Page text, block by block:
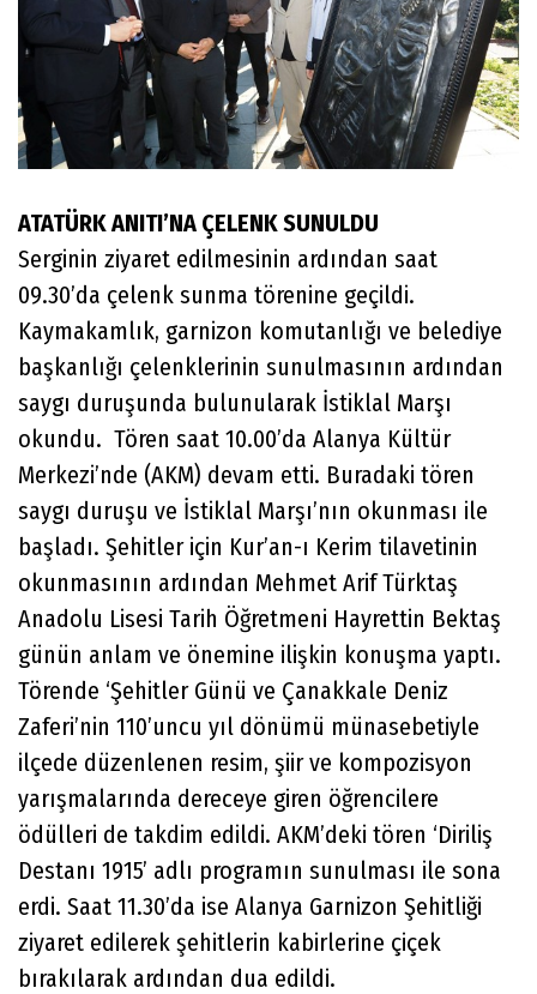
ATATÜRK ANITI’NA ÇELENK SUNULDU
Serginin ziyaret edilmesinin ardından saat
09.30’da çelenk sunma törenine geçildi.
Kaymakamlık, garnizon komutanlığı ve belediye
başkanlığı çelenklerinin sunulmasının ardından
saygı duruşunda bulunularak İstiklal Marşı
okundu. Tören saat 10.00’da Alanya Kültür
Merkezi’nde (AKM) devam etti. Buradaki tören
saygı duruşu ve İstiklal Marşı’nın okunması ile
başladı. Şehitler için Kur’an-ı Kerim tilavetinin
okunmasının ardından Mehmet Arif Türktaş
Anadolu Lisesi Tarih Öğretmeni Hayrettin Bektaş
günün anlam ve önemine ilişkin konuşma yaptı.
Törende ‘Şehitler Günü ve Çanakkale Deniz
Zaferi’nin 110’uncu yıl dönümü münasebetiyle
ilçede düzenlenen resim, şiir ve kompozisyon
yarışmalarında dereceye giren öğrencilere
ödülleri de takdim edildi. AKM’deki tören ‘Diriliş
Destanı 1915’ adlı programın sunulması ile sona
erdi. Saat 11.30’da ise Alanya Garnizon Şehitliği
ziyaret edilerek şehitlerin kabirlerine çiçek
bırakılarak ardından dua edildi.